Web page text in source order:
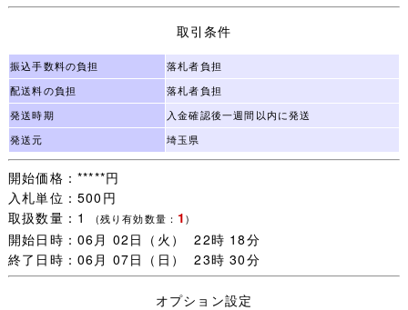
の汚れやダメージ以外は記載していません、写真を優先し
ます。
・【 評価：新規の方 いたずら入札防止の為 】
評価新規の方は［責任をもって取引する］ことをご入札前
に質問欄からお約束ください。
(「 入札します 」だけは不可 お約束のない場合は残念です
が入札をお取り消しすることがあります。)
未連絡 未入金 キャンセルの多くが評価新規の方で、本当
に困っています。
（いたずら落札は随時必ず管理人様へID報告します。)
迷惑な方はごく一部で評価新規の殆どの方は問題なく取引
取引条件
振込手数料の負担 落札者負担
配送料の負担 落札者負担
発送時期 入金確認後一週間以内に発送
発送元 埼玉県
開始価格：*****円
入札単位：500円
取扱数量：1
(残り有効数量： 1)
開始日時：06月 02日（火） 22時 18分
終了日時：06月 07日（日） 23時 30分
オプション設定